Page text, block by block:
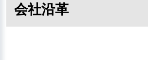
会社沿革